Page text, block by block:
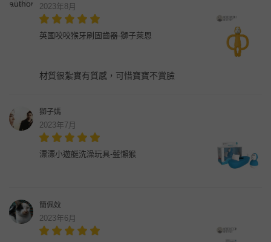
2023年8月
英國咬咬猴牙刷固齒器-獅子萊恩
材質很紮實有質感，可惜寶寶不賞臉
獅子媽
2023年7月
漂漂小遊艇洗澡玩具-藍懶猴
簡佩妏
2023年6月